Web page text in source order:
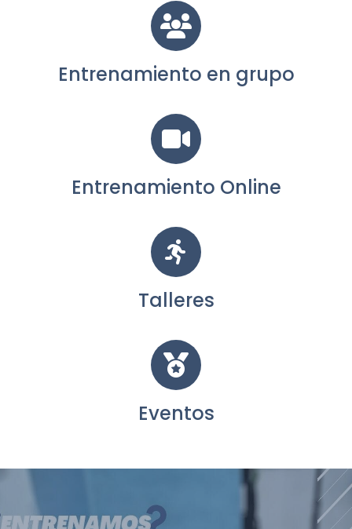
Entrenamiento en grupo
Entrenamiento Online
Talleres
Eventos